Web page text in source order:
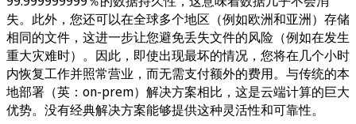
失。此外，您还可以在全球多个地区（例如欧洲和亚洲）存储
相同的文件，这进一步让您避免丢失文件的风险（例如在发生
重大灾难时）。因此，即使出现最坏的情况，您将在几个小时
内恢复工作并照常营业，而无需支付额外的费用。与传统的本
地部署（英：on-prem）解决方案相比，这是云端计算的巨大
优势。没有经典解决方案能够提供这种灵活性和可靠性。